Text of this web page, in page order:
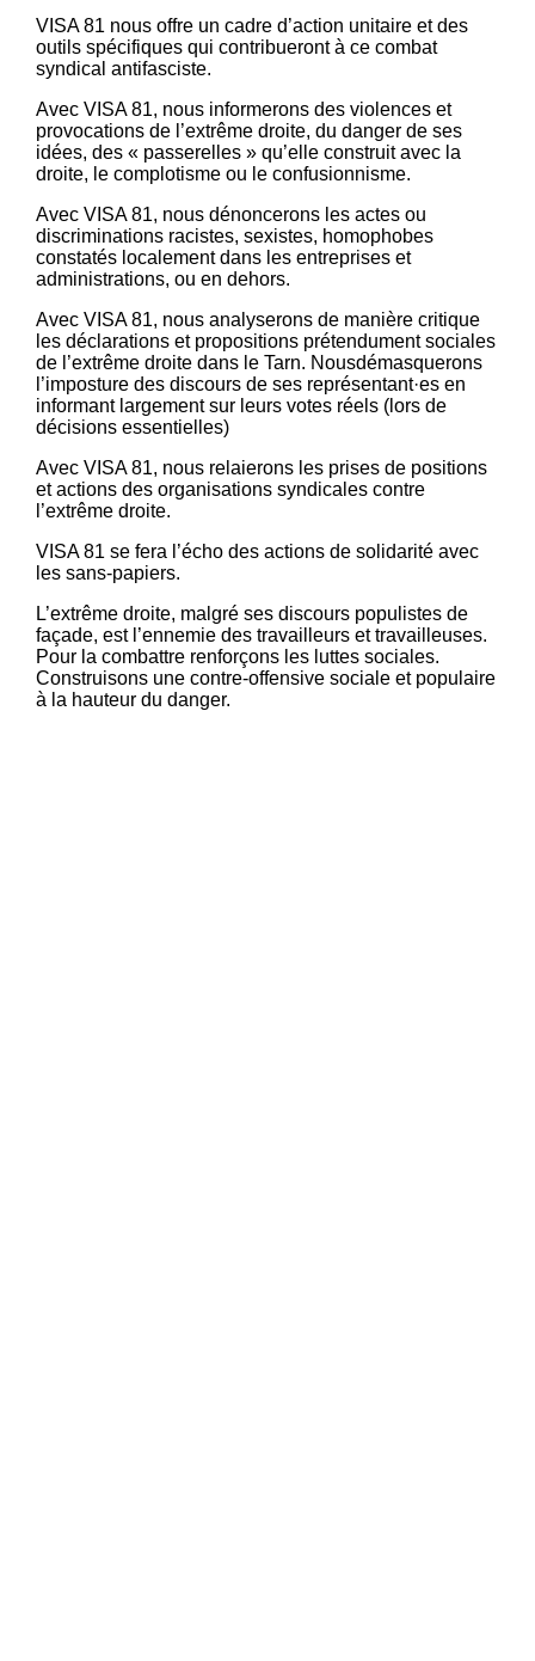
VISA 81 nous offre un cadre d’action unitaire et des
outils spécifiques qui contribueront à ce combat
syndical antifasciste.
Avec VISA 81, nous informerons des violences et
provocations de l’extrême droite, du danger de ses
idées, des « passerelles » qu’elle construit avec la
droite, le complotisme ou le confusionnisme.
Avec VISA 81, nous dénoncerons les actes ou
discriminations racistes, sexistes, homophobes
constatés localement dans les entreprises et
administrations, ou en dehors.
Avec VISA 81, nous analyserons de manière critique
les déclarations et propositions prétendument sociales
de l’extrême droite dans le Tarn. Nousdémasquerons
l’imposture des discours de ses représentant·es en
informant largement sur leurs votes réels (lors de
décisions essentielles)
Avec VISA 81, nous relaierons les prises de positions
et actions des organisations syndicales contre
l’extrême droite.
VISA 81 se fera l’écho des actions de solidarité avec
les sans-papiers.
L’extrême droite, malgré ses discours populistes de
façade, est l’ennemie des travailleurs et travailleuses.
Pour la combattre renforçons les luttes sociales.
Construisons une contre-offensive sociale et populaire
à la hauteur du danger.